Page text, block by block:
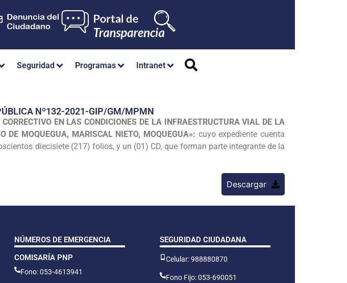
Seguridad Programas Intranet
Nº132-2021-GIP/GM/MPMN
EN LAS CONDICIONES DE LA INFRAESTRUCTURA VIAL DE LA
DE MOQUEGUA, MARISCAL NIETO, MOQUEGUA»: cuyo expediente cuenta
diecisiete (217) folios, y un (01) CD, que forman parte integrante de la
Descargar
NÚMEROS DE EMERGENCIA
COMISARÍA PNP
Fono: 053-4613941
SEGURIDAD CIUDADANA
Celular: 988880870
Fono Fijo: 053-690051